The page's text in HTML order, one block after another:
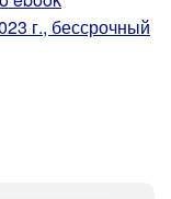
г., бессрочный